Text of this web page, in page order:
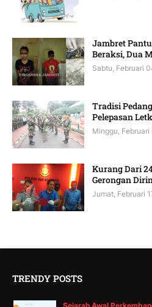
Jambret
Beraksi, Dua
Sabtu, Februari
Tradisi
Pelepasan
Minggu, Februari
Kurang Dari
Gerongan
Jumat, Februari
TRENDY POSTS